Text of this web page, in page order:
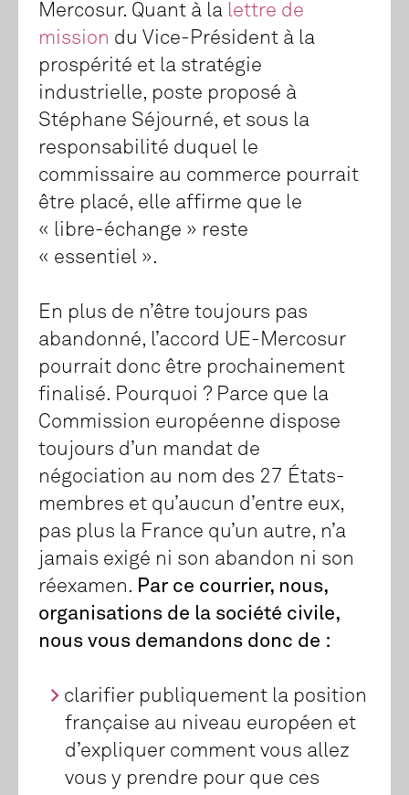
Mercosur. Quant à la lettre de
mission du Vice-Président à la
prospérité et la stratégie
industrielle, poste proposé à
Stéphane Séjourné, et sous la
responsabilité duquel le
commissaire au commerce pourrait
être placé, elle affirme que le
« libre-échange » reste
« essentiel ».
En plus de n’être toujours pas
abandonné, l’accord UE-Mercosur
pourrait donc être prochainement
finalisé. Pourquoi ? Parce que la
Commission européenne dispose
toujours d’un mandat de
négociation au nom des 27 États-
membres et qu’aucun d’entre eux,
pas plus la France qu’un autre, n’a
jamais exigé ni son abandon ni son
réexamen. Par ce courrier, nous,
organisations de la société civile,
nous vous demandons donc de :
clarifier publiquement la position
française au niveau européen et
d’expliquer comment vous allez
vous y prendre pour que ces